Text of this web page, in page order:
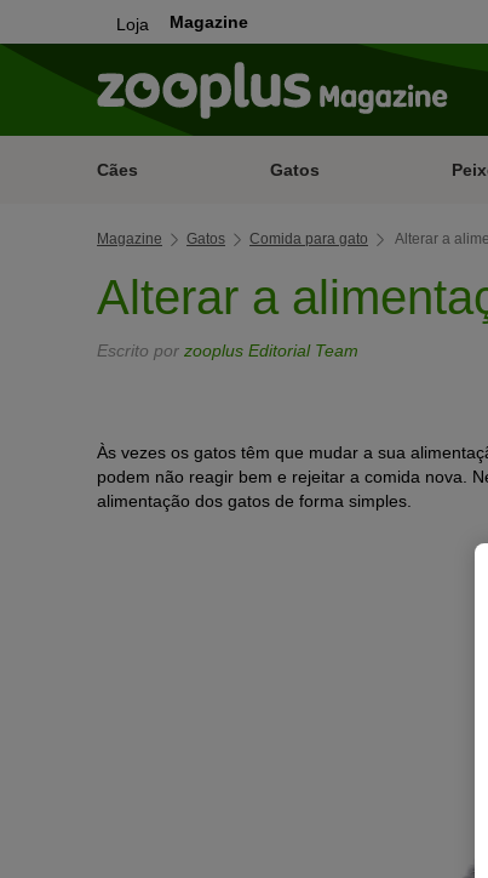
Loja Magazine
Cães Gatos
Magazine Gatos Comida para gato Alterar a
Alterar a
Escrito por zooplus Editorial Team
Às vezes os gatos têm que mudar a sua
podem não reagir bem e rejeitar a comida nova.
alimentação dos gatos de forma simples.